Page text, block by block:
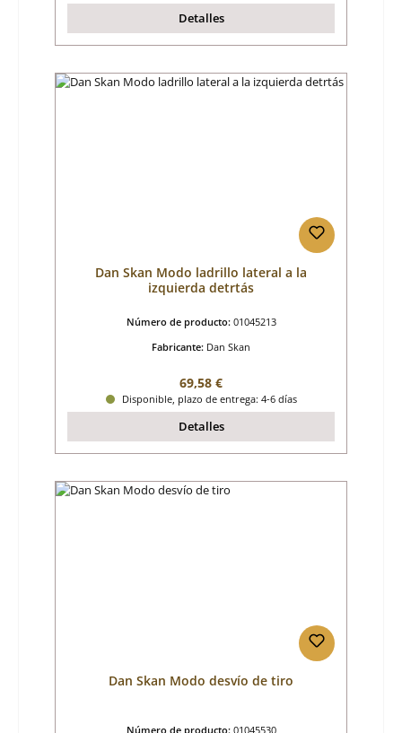
Detalles
Dan Skan Modo ladrillo lateral a la
izquierda detrtás
Número de producto: 01045213
Fabricante: Dan Skan
Precio normal:
69,58 €
Disponible, plazo de entrega: 4-6 días
Detalles
Dan Skan Modo desvío de tiro
Número de producto: 01045530